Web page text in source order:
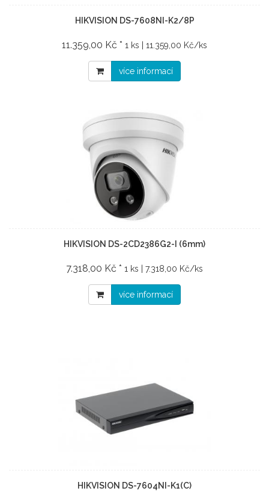
HIKVISION DS-7608NI-K2/8P
11.359,00 Kč * 1 ks | 11.359,00 Kč/ks
více informací
HIKVISION DS-2CD2386G2-I (6mm)
7.318,00 Kč * 1 ks | 7.318,00 Kč/ks
více informací
HIKVISION DS-7604NI-K1(C)